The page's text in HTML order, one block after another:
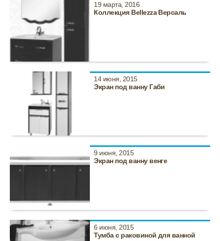
19 марта, 2016
Коллекция Bellezza Версаль
14 июня, 2015
Экран под ванну Габи
9 июня, 2015
Экран под ванну венге
6 июня, 2015
Тумба с раковиной для ванной